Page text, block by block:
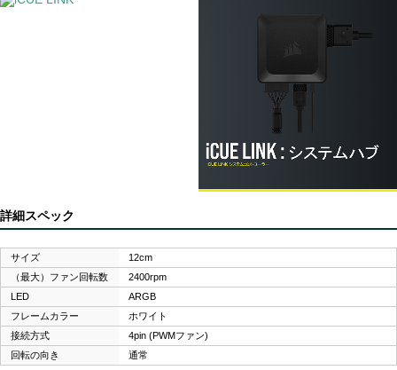
詳細スペック
サイズ
12cm
（最大）ファン回転数
2400rpm
LED
ARGB
フレームカラー
ホワイト
接続方式
4pin (PWMファン)
回転の向き
通常